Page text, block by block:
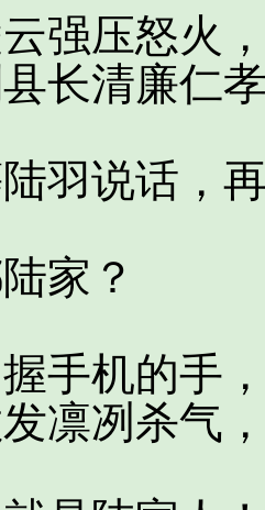
压怒火，
长清廉仁
说话，再
家？
机的手，
凛冽杀气